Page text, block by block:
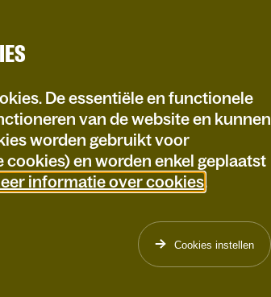
De essentiële en functionele
van de website en kunnen
worden gebruikt voor
en worden enkel geplaatst
informatie over cookies.
Cookies instellen